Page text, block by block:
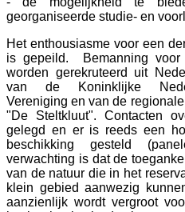
georganiseerde studie- en
Het enthousiasme voor een
is gepeild. Bemanning voor
worden gerekruteerd uit
van de Koninklijke
Vereniging en van de
"De Steltkluut". Contacten
gelegd en er is reeds een
beschikking gesteld
verwachting is dat de
van de natuur die in het
klein gebied aanwezig
aanzienlijk wordt vergroot